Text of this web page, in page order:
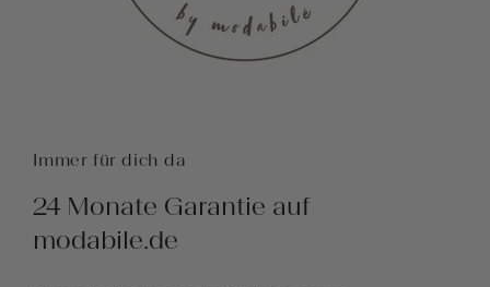
Immer für dich da
24 Monate Garantie auf
modabile.de